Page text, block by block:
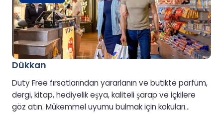
Dükkan
Duty Free fırsatlarından yararlanın ve butikte parfüm,
dergi, kitap, hediyelik eşya, kaliteli şarap ve içkilere
göz atın. Mükemmel uyumu bulmak için kokuları